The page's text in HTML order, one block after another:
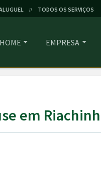
// TODOS OS SERVIÇOS
HOME EMPRESA
em